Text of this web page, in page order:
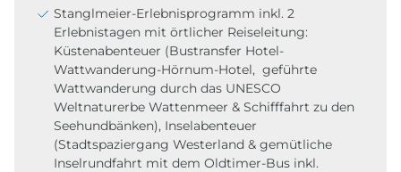
Stanglmeier-Erlebnisprogramm inkl. 2
Erlebnistagen mit örtlicher Reiseleitung:
Küstenabenteuer (Bustransfer Hotel-
Wattwanderung-Hörnum-Hotel, geführte
Wattwanderung durch das UNESCO
Weltnaturerbe Wattenmeer & Schifffahrt zu den
Seehundbänken), Inselabenteuer
(Stadtspaziergang Westerland & gemütliche
Inselrundfahrt mit dem Oldtimer-Bus inkl.